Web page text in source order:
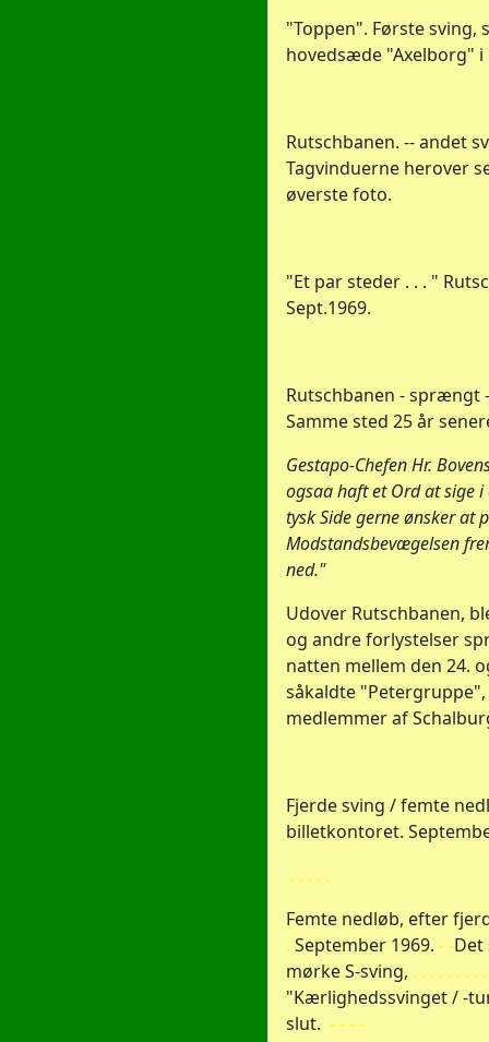
"Toppen". Første sving,
hovedsæde "Axelborg"
Rutschbanen. -- andet
Tagvinduerne herover
øverste foto.
"Et par steder . . . "
Sept.1969.
Rutschbanen - sprængt
Samme sted 25 år
Gestapo-Chefen Hr.
ogsaa haft et Ord at sige
tysk Side gerne ønsker at
Modstandsbevægelsen
ned."
Udover Rutschbanen,
og andre forlystelser
natten mellem den 24.
såkaldte
medlemmer af
Fjerde sving / femte
billetkontoret.
. . . . .
Femte nedløb, efter
. September 1969. - -Det
mørke S-sving, . . . . . . . .
"Kærlighedssvinget / -
slut. - - - -